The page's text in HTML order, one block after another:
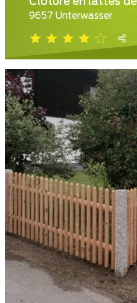
9657 Unterwasser